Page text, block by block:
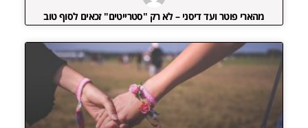
מהארי פוטר ועד דיסני – לא רק "סטרייטים" זכאים לסוף טוב